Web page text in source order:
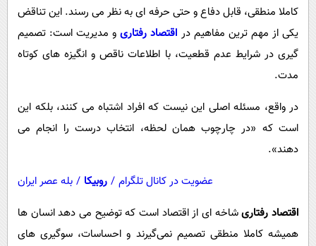
اجتماعی
حیات وحش
سیاست خارجی
کاملا منطقی، قابل دفاع و حتی حرفه ای به نظر می رسند. این تناقض
یکی از مهم ترین مفاهیم در اقتصاد رفتاریو مدیریت است: تصمیم
گیری در شرایط عدم قطعیت، با اطلاعات ناقص و انگیزه های کوتاه
مدت.
در واقع، مسئله اصلی این نیست که افراد اشتباه می کنند، بلکه این
است که «در چارچوب همان لحظه، انتخاب درست را انجام می
دهند».
عضویت در کانال تلگرام / روبیکا / بله عصر ایران
اقتصاد رفتاریشاخه ‌ای از اقتصاد است که توضیح می ‌دهد انسان‌ ها
همیشه کاملا منطقی تصمیم نمی‌گیرند و احساسات، سوگیری ‌های